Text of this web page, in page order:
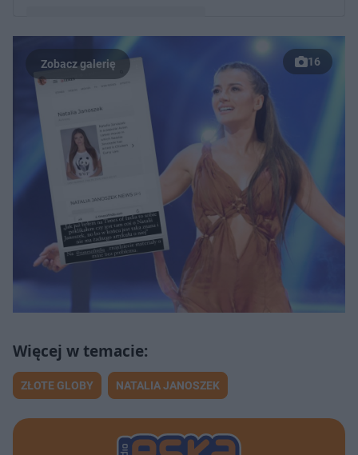
Post udostępniony przez NJ (@nataliajanoszek) 16
ZŁOTE GLOBY NATALIA JANOSZEK